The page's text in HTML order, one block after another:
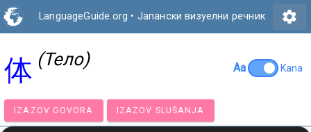
LanguageGuide.org • Јапански визуелни речник settings
体 (Тело) Aa Kana
IZAZOV GOVORA IZAZOV SLUŠANJA